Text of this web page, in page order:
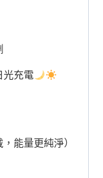
光充電
能量更純淨）